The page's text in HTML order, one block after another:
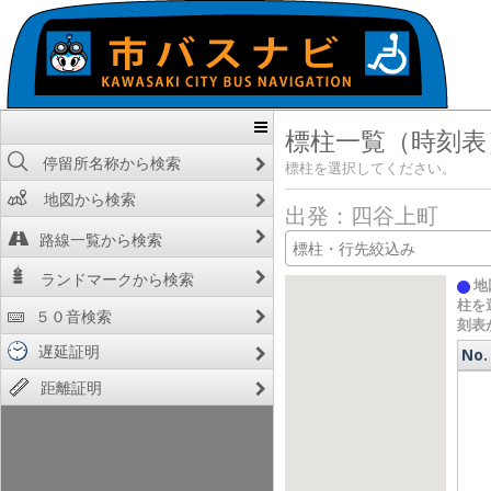
標柱一覧（時刻
標柱を選択してください。
出発：四谷上町
地
柱を
刻表
No.
No.
停留所名称から検索
地図から検索
路線一覧から検索
ランドマークから検索
５０音検索
遅延証明
距離証明